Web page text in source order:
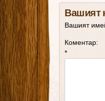
Вашият
Вашият
Коментар:
*